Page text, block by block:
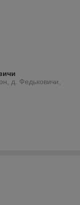
д. Федьковичи,